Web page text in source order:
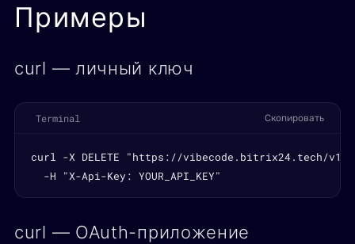
Примеры
curl — личный ключ
Terminal Скопировать
curl -X DELETE "https://vibecode.bitrix24.tech/v1/
  -H "X-Api-Key: YOUR_API_KEY"
curl — OAuth-приложение